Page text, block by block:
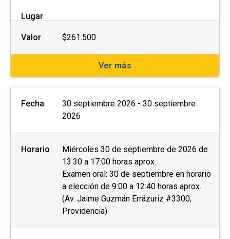
Lugar
Valor $261.500
Ver más
Fecha
30 septiembre 2026 - 30 septiembre
2026
Horario
Miércoles 30 de septiembre de 2026 de
13:30 a 17:00 horas aprox.
Examen oral: 30 de septiembre en horario
a elección de 9:00 a 12:40 horas aprox.
(Av. Jaime Guzmán Errázuriz #3300,
Providencia)